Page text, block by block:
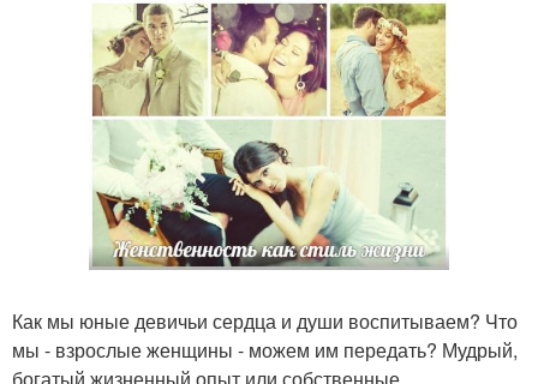
Как мы юные девичьи сердца и души воспитываем? Что
мы - взрослые женщины - можем им передать? Мудрый,